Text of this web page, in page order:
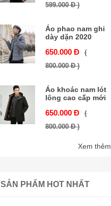
599.000 Đ )
Áo phao nam ghi
dày dặn 2020
650.000 Đ
(
800.000 Đ )
Áo khoác nam lót
lông cao cấp mới
650.000 Đ
(
800.000 Đ )
Xem thêm
SẢN PHẨM HOT NHẤT